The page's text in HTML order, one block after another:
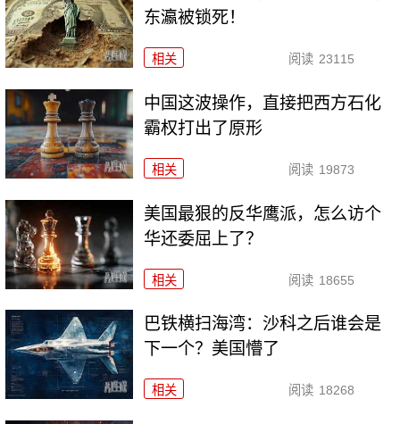
东瀛被锁死！
相关 阅读 23115
中国这波操作，直接把西方石化
霸权打出了原形
相关 阅读 19873
美国最狠的反华鹰派，怎么访个
华还委屈上了？
相关 阅读 18655
巴铁横扫海湾：沙科之后谁会是
下一个？美国懵了
相关 阅读 18268